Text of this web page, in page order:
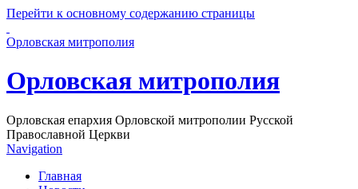
Перейти к основному содержанию страницы
Орловская митрополия
Орловская митрополия
Орловская епархия Орловской митрополии Русской
Православной Церкви
Navigation
Главная